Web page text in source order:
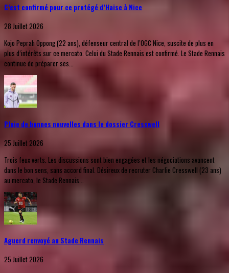
C’est confirmé pour ce protégé d’Haise à Nice
28 Juillet 2026
Kojo Peprah Oppong (22 ans), défenseur central de l’OGC Nice, suscite de plus en
plus d’intérêts sur ce mercato. Celui du Stade Rennais est confirmé. Le Stade Rennais
continue de préparer ses...
Pluie de bonnes nouvelles dans le dossier Cresswell
25 Juillet 2026
Trois feux verts. Les discussions sont bien engagées et les négociations avancent
dans le bon sens, sans accord final. Désireux de recruter Charlie Cresswell (23 ans)
au mercato, le Stade Rennais...
Aguerd renvoyé au Stade Rennais
25 Juillet 2026